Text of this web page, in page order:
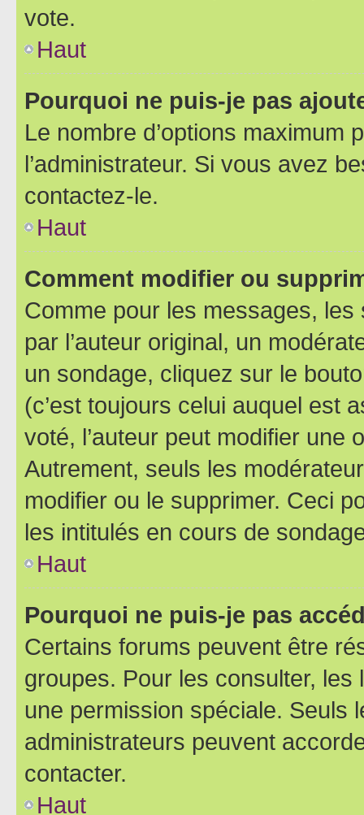
vote.
Haut
Pourquoi ne puis-je pas
Le nombre d’options maximum
l’administrateur. Si vous avez
contactez-le.
Haut
Comment modifier ou
Comme pour les messages,
par l’auteur original, un
un sondage, cliquez sur le
(c’est toujours celui auquel est
voté, l’auteur peut modifier une
Autrement, seuls les
modifier ou le supprimer. Ceci
les intitulés en cours de
Haut
Pourquoi ne puis-je pas
Certains forums peuvent être
groupes. Pour les consulter,
une permission spéciale. Seuls
administrateurs peuvent
contacter.
Haut